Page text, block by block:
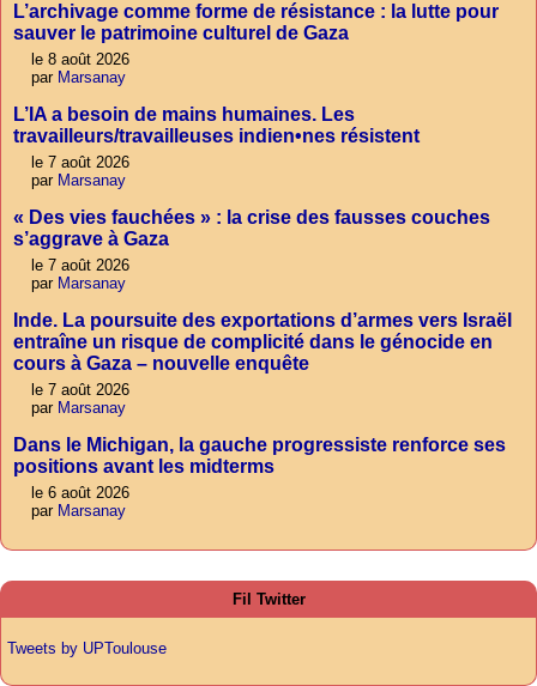
L’archivage comme forme de résistance : la lutte pour
sauver le patrimoine culturel de Gaza
le 8 août 2026
par Marsanay
L’IA a besoin de mains humaines. Les
travailleurs/travailleuses indien•nes résistent
le 7 août 2026
par Marsanay
« Des vies fauchées » : la crise des fausses couches
s’aggrave à Gaza
le 7 août 2026
par Marsanay
Inde. La poursuite des exportations d’armes vers Israël
entraîne un risque de complicité dans le génocide en
cours à Gaza – nouvelle enquête
le 7 août 2026
par Marsanay
Dans le Michigan, la gauche progressiste renforce ses
positions avant les midterms
le 6 août 2026
par Marsanay
Fil Twitter
Tweets by UPToulouse